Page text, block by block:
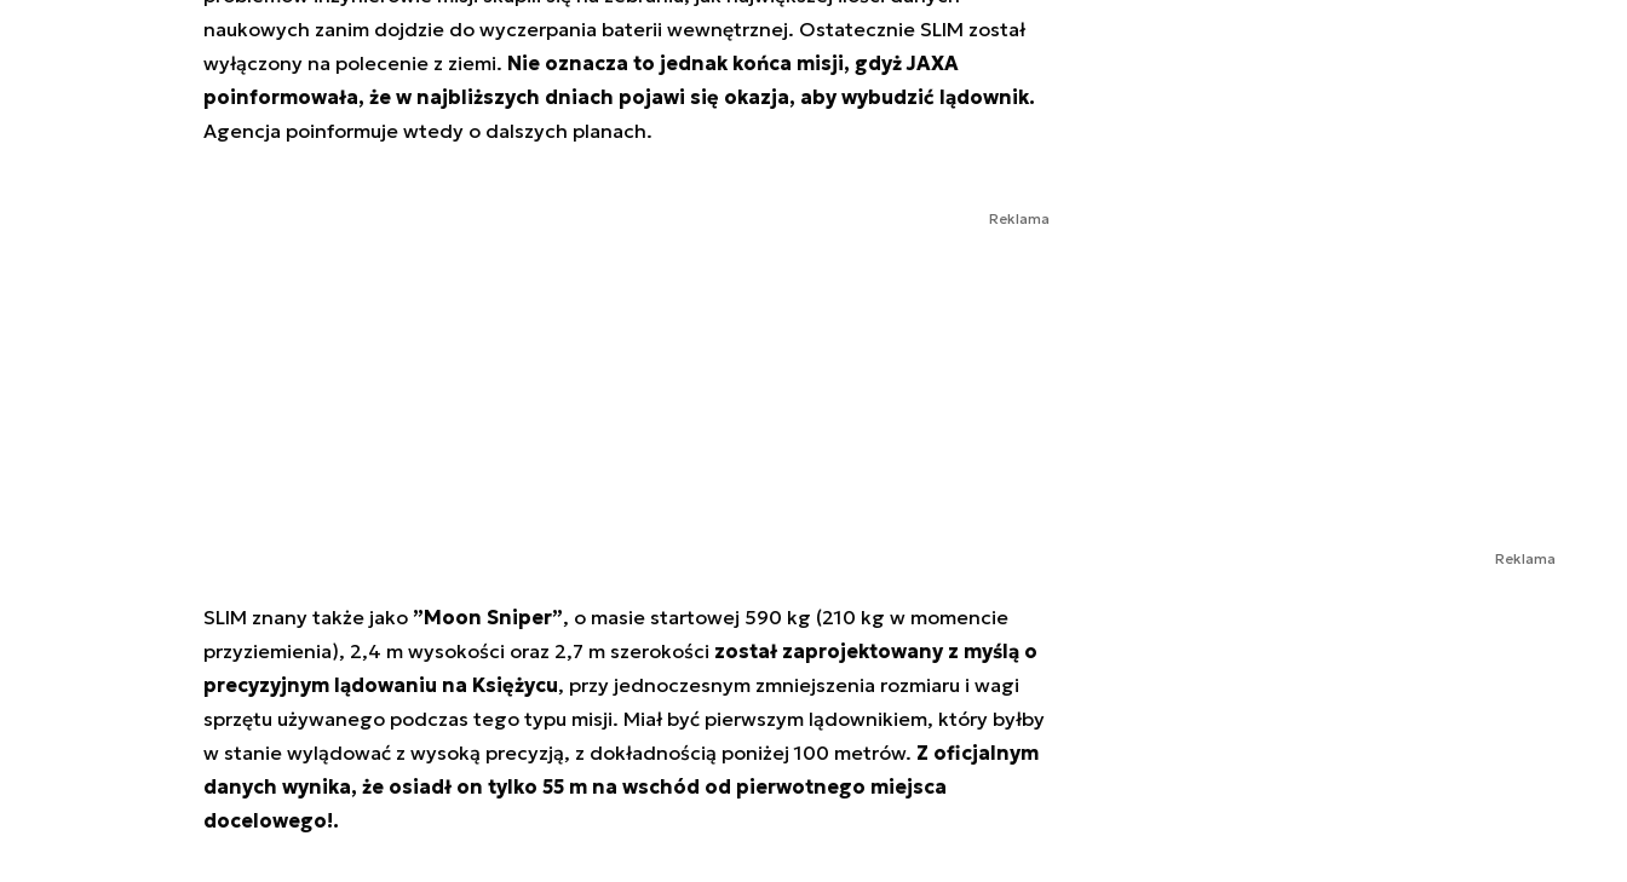
naukowych zanim dojdzie do wyczerpania baterii wewnętrznej. Ostatecznie SLIM został
wyłączony na polecenie z ziemi. Nie oznacza to jednak końca misji, gdyż JAXA
poinformowała, że w najbliższych dniach pojawi się okazja, aby wybudzić lądownik.
Agencja poinformuje wtedy o dalszych planach.
Reklama
SLIM znany także jako ”Moon Sniper”, o masie startowej 590 kg (210 kg w momencie
przyziemienia), 2,4 m wysokości oraz 2,7 m szerokości został zaprojektowany z myślą o
precyzyjnym lądowaniu na Księżycu, przy jednoczesnym zmniejszenia rozmiaru i wagi
sprzętu używanego podczas tego typu misji. Miał być pierwszym lądownikiem, który byłby
w stanie wylądować z wysoką precyzją, z dokładnością poniżej 100 metrów. Z oficjalnym
danych wynika, że osiadł on tylko 55 m na wschód od pierwotnego miejsca
docelowego!.
Reklama